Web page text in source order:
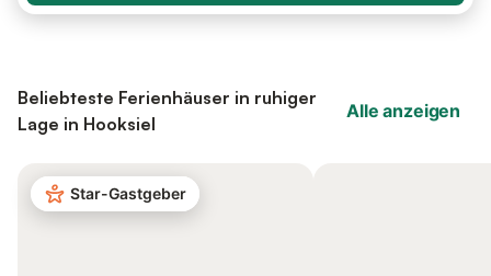
Beliebteste Ferienhäuser in ruhiger
Lage in Hooksiel
Alle anzeigen
Star-Gastgeber